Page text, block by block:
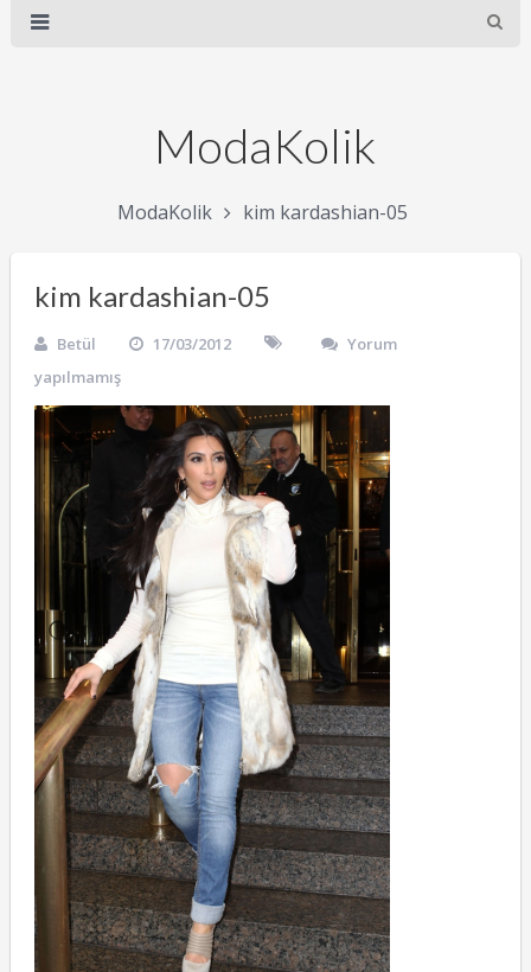
ModaKolik
ModaKolik kim kardashian-05
kim kardashian-05
Betül 17/03/2012
Yorum
yapılmamış